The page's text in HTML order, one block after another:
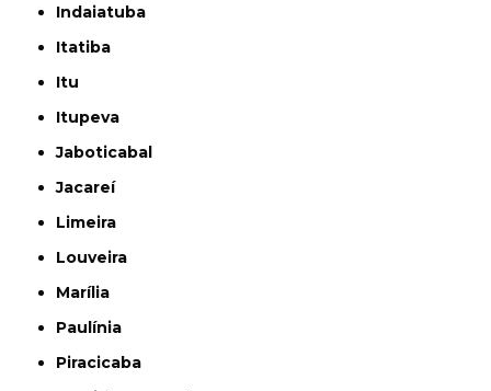
Indaiatuba
Itatiba
Itu
Itupeva
Jaboticabal
Jacareí
Limeira
Louveira
Marília
Paulínia
Piracicaba